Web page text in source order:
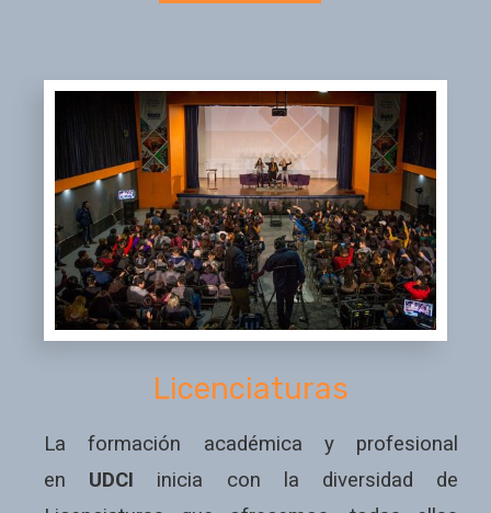
Licenciaturas
La formación académica y profesional
en UDCI inicia con la diversidad de